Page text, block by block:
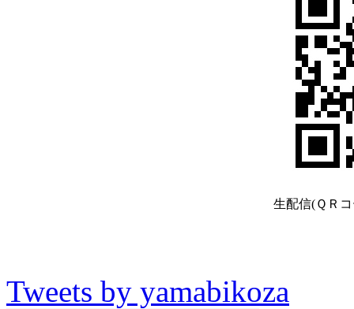
生配信(ＱＲ
Tweets by yamabikoza